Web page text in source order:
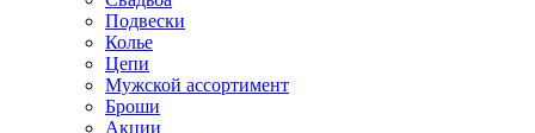
Подвески
Колье
Цепи
Мужской ассортимент
Броши
Акции